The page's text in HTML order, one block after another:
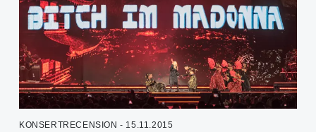
KONSERTRECENSION - 15.11.2015